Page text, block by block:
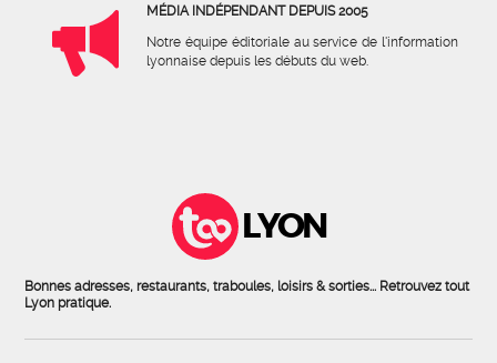
MÉDIA INDÉPENDANT DEPUIS 2005
Notre équipe éditoriale au service de l'information
lyonnaise depuis les débuts du web.
LYON
Bonnes adresses, restaurants, traboules, loisirs & sorties... Retrouvez tout
Lyon pratique.